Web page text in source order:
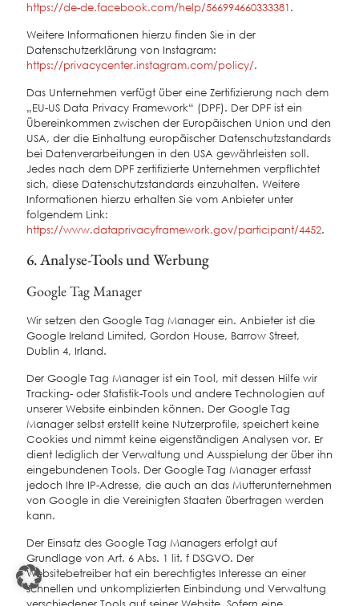
https://de-de.facebook.com/help/566994660333381.
Weitere Informationen hierzu finden Sie in der
Datenschutzerklärung von Instagram:
https://privacycenter.instagram.com/policy/.
Das Unternehmen verfügt über eine Zertifizierung nach dem
„EU-US Data Privacy Framework“ (DPF). Der DPF ist ein
Übereinkommen zwischen der Europäischen Union und den
USA, der die Einhaltung europäischer Datenschutzstandards
bei Datenverarbeitungen in den USA gewährleisten soll.
Jedes nach dem DPF zertifizierte Unternehmen verpflichtet
sich, diese Datenschutzstandards einzuhalten. Weitere
Informationen hierzu erhalten Sie vom Anbieter unter
folgendem Link:
https://www.dataprivacyframework.gov/participant/4452.
6. Analyse-Tools und Werbung
Google Tag Manager
Wir setzen den Google Tag Manager ein. Anbieter ist die
Google Ireland Limited, Gordon House, Barrow Street,
Dublin 4, Irland.
Der Google Tag Manager ist ein Tool, mit dessen Hilfe wir
Tracking- oder Statistik-Tools und andere Technologien auf
unserer Website einbinden können. Der Google Tag
Manager selbst erstellt keine Nutzerprofile, speichert keine
Cookies und nimmt keine eigenständigen Analysen vor. Er
dient lediglich der Verwaltung und Ausspielung der über ihn
eingebundenen Tools. Der Google Tag Manager erfasst
jedoch Ihre IP-Adresse, die auch an das Mutterunternehmen
von Google in die Vereinigten Staaten übertragen werden
kann.
Der Einsatz des Google Tag Managers erfolgt auf
Grundlage von Art. 6 Abs. 1 lit. f DSGVO. Der
Websitebetreiber hat ein berechtigtes Interesse an einer
schnellen und unkomplizierten Einbindung und Verwaltung